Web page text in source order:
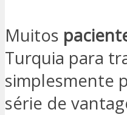
Muitos
Turquia para
simplesmente
série de